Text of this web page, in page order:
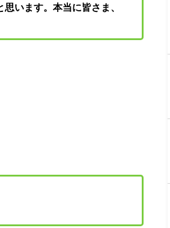
います。本当に皆さま、